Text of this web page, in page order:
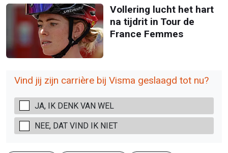
Vollering lucht het hart
na tijdrit in Tour de
France Femmes
Vind jij zijn carrière bij Visma geslaagd tot nu?
JA, IK DENK VAN WEL
NEE, DAT VIND IK NIET